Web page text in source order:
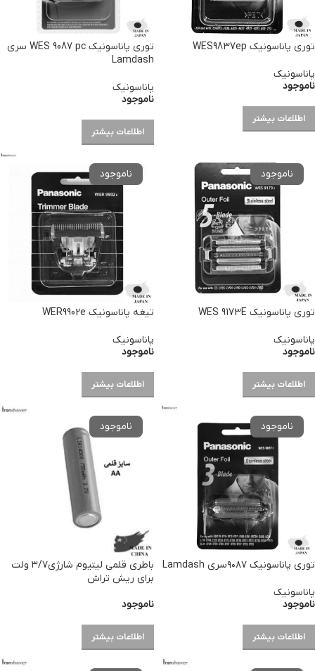
توری پاناسونیک WES9837ep
پاناسونیک
ناموجود
اطلاعات بیشتر
توری پاناسونیک WES 9087 pc سری
Lamdash
پاناسونیک
ناموجود
اطلاعات بیشتر
توری پاناسونیک WES 9173E
پاناسونیک
ناموجود
اطلاعات بیشتر
تیغه پاناسونیک WER9902e
پاناسونیک
ناموجود
اطلاعات بیشتر
توری پاناسونیک ۹۰۸۷سری Lamdash
پاناسونیک
ناموجود
اطلاعات بیشتر
باطری قلمی لیتیوم شارژی۳/۷ ولت
برای ریش تراش
ناموجود
اطلاعات بیشتر